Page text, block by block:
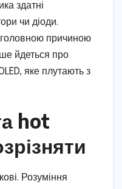
здатні
чи діоди.
головною причиною
йдеться про
яке плутають з
hot
Розуміння